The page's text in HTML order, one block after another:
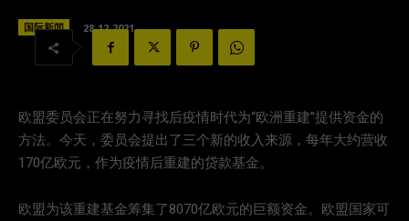
国际新闻 28-12-2021
欧盟委员会正在努力寻找后疫情时代为“欧洲重建”提供资金的
方法。今天，委员会提出了三个新的收入来源，每年大约营收
170亿欧元，作为疫情后重建的贷款基金。
欧盟为该重建基金筹集了8070亿欧元的巨额资金。欧盟国家可